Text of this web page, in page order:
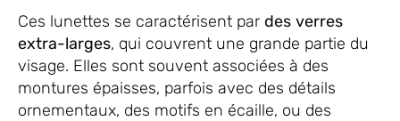
Ces lunettes se caractérisent par des verres
extra-larges, qui couvrent une grande partie du
visage. Elles sont souvent associées à des
montures épaisses, parfois avec des détails
ornementaux, des motifs en écaille, ou des